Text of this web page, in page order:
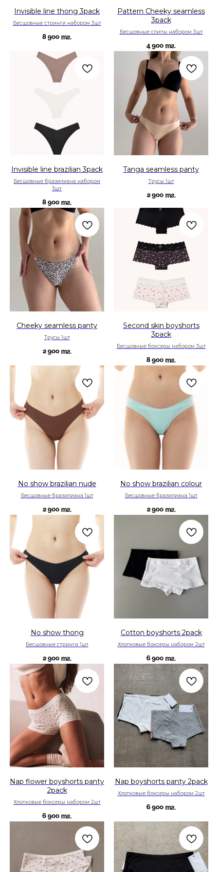
Invisible line thong 3pack
Бесшовные стринги набором 3шт
8 900 тг.
Pattern Cheeky seamless
3pack
Бесшовные слипы набором 3шт
4 900 тг.
Invisible line brazilian 3pack
Бесшовные бразилиана набором
3шт
8 900 тг.
Tanga seamless panty
Трусы 1шт
2 900 тг.
Cheeky seamless panty
Трусы 1шт
2 900 тг.
Second skin boyshorts
3pack
Бесшовные боксеры набором 3шт
8 900 тг.
No show brazilian nude
Бесшовные бразилиана 1шт
2 900 тг.
No show brazilian colour
Бесшовные бразилиана 1шт
2 900 тг.
No show thong
Бесшовные стринги 1шт
2 900 тг.
Cotton boyshorts 2pack
Хлопковые боксеры набором 2шт
6 900 тг.
Nap flower boyshorts panty
2pack
Хлопковые боксеры набором 2шт
6 900 тг.
Nap boyshorts panty 2pack
Хлопковые боксеры набором 2шт
6 900 тг.